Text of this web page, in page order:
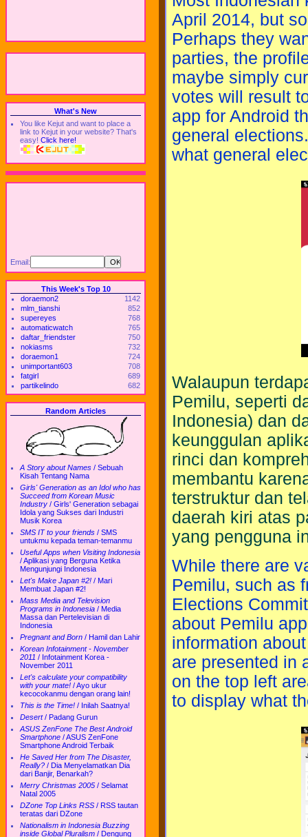
What's New
You like Kejut and want to place a
link to Kejut in your website? That's
easy! Click here!
Email:
This Week's Top 10
doraemon2
1142
mlm_tianshi
852
supereyes
768
automaticwatch
765
daftar_friendster
750
nokiasms
732
doraemon1
724
unimportant603
708
fatgirl
689
partikelindo
682
Random Articles
A Story about Names / Sebuah
Kisah Tentang Nama
Girls' Generation as an Idol who has
Succeed from Korean Music
Industry / Girls' Generation sebagai
Idola yang Sukses dari Industri
Musik Korea
SMS IT to your friends / SMS
untukmu kepada teman-temanmu
Useful Apps when Visiting Indonesia
/Aplikasi yang Berguna Ketika
Mengunjungi Indonesia
Let's Make Japan #2! / Mari
Membuat Japan #2!
Mass Media and Television
Programs in Indonesia / Media
Massa dan Pertelevisian di
Indonesia
Pregnant and Born / Hamil dan Lahir
Korean Infotainment - November
2011 / Infotainment Korea -
November 2011
Let's calculate your compatibility
with your mate! /Ayo ukur
kecocokanmu dengan orang lain!
This is the Time! / Inilah Saatnya!
Desert/ Padang Gurun
ASUS ZenFone The Best Android
Smartphone /ASUS ZenFone
Smartphone Android Terbaik
He Saved Her from The Disaster,
Really? / Dia Menyelamatkan Dia
dari Banjir, Benarkah?
Merry Christmas 2005 / Selamat
Natal 2005
DZone Top Links RSS / RSS tautan
teratas dari DZone
Nationalism in Indonesia Buzzing
inside Global Pluralism / Dengung
April 2014, but
Perhaps they
parties, the
maybe simply
votes will result
app for Android
general
what general
Walaupun
Pemilu, seperti
Indonesia) dan
keunggulan
rinci dan
membantu
terstruktur dan
daerah kiri atas
yang pengguna
While there are
Pemilu, such as
Elections
about Pemilu
information
are presented in
on the top left
to display what